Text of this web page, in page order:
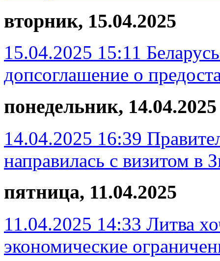
вторник, 15.04.2025
15.04.2025 15:11
допсоглашение о
понедельник, 14.04.2025
14.04.2025 16:39
направилась с визитом в
пятница, 11.04.2025
11.04.2025 14:33 Литва
экономические